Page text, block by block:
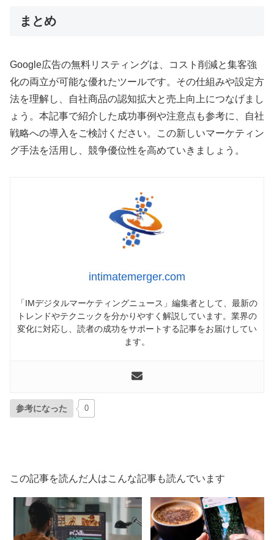
まとめ
Google広告の無料リスティングは、コスト削減と集客強
化の両立が可能な優れたツールです。その仕組みや設定方
法を理解し、自社商品の認知拡大と売上向上につなげまし
ょう。本記事で紹介した成功事例や注意点も参考に、自社
戦略への導入をご検討ください。この新しいマーケティン
グ手法を活用し、競争優位性を高めていきましょう。
intimatemerger.com
「IMデジタルマーケティングニュース」編集者として、最新の
トレンドやテクニックを分かりやすく解説しています。業界の
変化に対応し、読者の成功をサポートする記事をお届けしてい
ます。
参考になった 0
この記事を読んだ人はこんな記事も読んでいます